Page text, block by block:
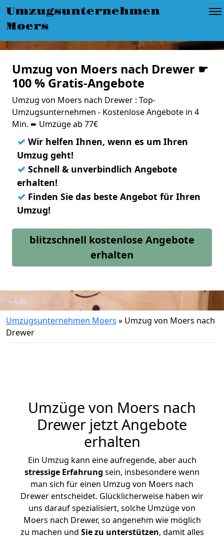
Umzugsunternehmen
Moers
Umzug von Moers nach Drewer ☛
100 % Gratis-Angebote
Umzug von Moers nach Drewer : Top-
Umzugsunternehmen - Kostenlose Angebote in 4
Min. ➨ Umzüge ab 77€
✓ Wir helfen Ihnen, wenn es um Ihren
Umzug geht!
✓ Schnell & unverbindlich Angebote
erhalten!
✓ Finden Sie das beste Angebot für Ihren
Umzug!
blitzschnell kostenlose Angebote
erhalten
Umzugsunternehmen Moers » Umzug von Moers nach
Drewer
Umzüge von Moers nach
Drewer jetzt Angebote
erhalten
Ein Umzug kann eine aufregende, aber auch
stressige Erfahrung sein, insbesondere wenn
man sich für einen Umzug von Moers nach
Drewer entscheidet. Glücklicherweise haben wir
uns darauf spezialisiert, solche Umzüge von
Moers nach Drewer, so angenehm wie möglich
zu machen und Sie zu unterstützen, damit alles